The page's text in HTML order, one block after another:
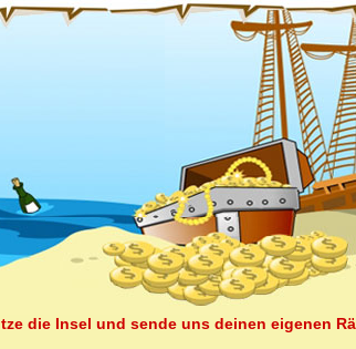
die Insel und sende uns deinen eigenen